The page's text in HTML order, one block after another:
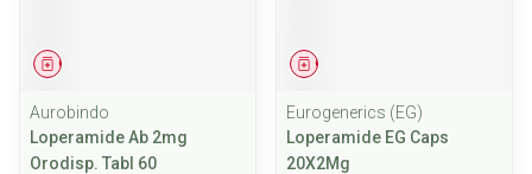
Geneesmiddel
Aurobindo
Loperamide Ab 2mg
Orodisp. Tabl 60
Geneesmiddel
Eurogenerics (EG)
Loperamide EG Caps
20X2Mg